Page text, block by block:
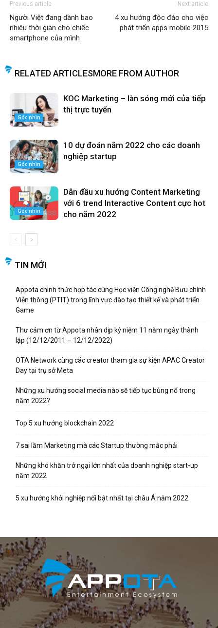
Previous article
Người Việt đang dành bao
nhiêu thời gian cho chiếc
smartphone của mình
Next article
4 xu hướng độc đáo cho việc
phát triển apps mobile 2015
RELATED ARTICLESMORE FROM AUTHOR
Góc nhìn
KOC Marketing – làn sóng mới của tiếp
thị trực tuyến
Góc nhìn
10 dự đoán năm 2022 cho các doanh
nghiệp startup
Góc nhìn
Dẫn đầu xu hướng Content Marketing
với 6 trend Interactive Content cực hot
cho năm 2022
TIN MỚI
Appota chính thức hợp tác cùng Học viện Công nghệ Bưu chính
Viễn thông (PTIT) trong lĩnh vực đào tạo thiết kế và phát triển
Game
Thư cảm ơn từ Appota nhân dịp kỷ niệm 11 năm ngày thành
lập (12/12/2011 – 12/12/2022)
OTA Network cùng các creator tham gia sự kiện APAC Creator
Day tại trụ sở Meta
Những xu hướng social media nào sẽ tiếp tục bùng nổ trong
năm 2022?
Top 5 xu hướng blockchain 2022
7 sai lầm Marketing mà các Startup thường mắc phải
Những khó khăn trở ngại lớn nhất của doanh nghiệp start-up
năm 2022
5 xu hướng khởi nghiệp nổi bật nhất tại châu Á năm 2022